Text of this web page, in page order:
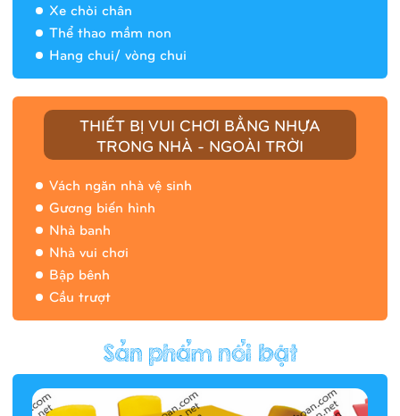
Xe chòi chân
Thể thao mầm non
Hang chui/ vòng chui
THIẾT BỊ VUI CHƠI BẰNG NHỰA
TRONG NHÀ - NGOÀI TRỜI
Vách ngăn nhà vệ sinh
Gương biến hình
Nhà banh
Nhà vui chơi
Bập bênh
Cầu trượt
Nhà banh 9H5408
Hàng rào/nhà banh 9H5412